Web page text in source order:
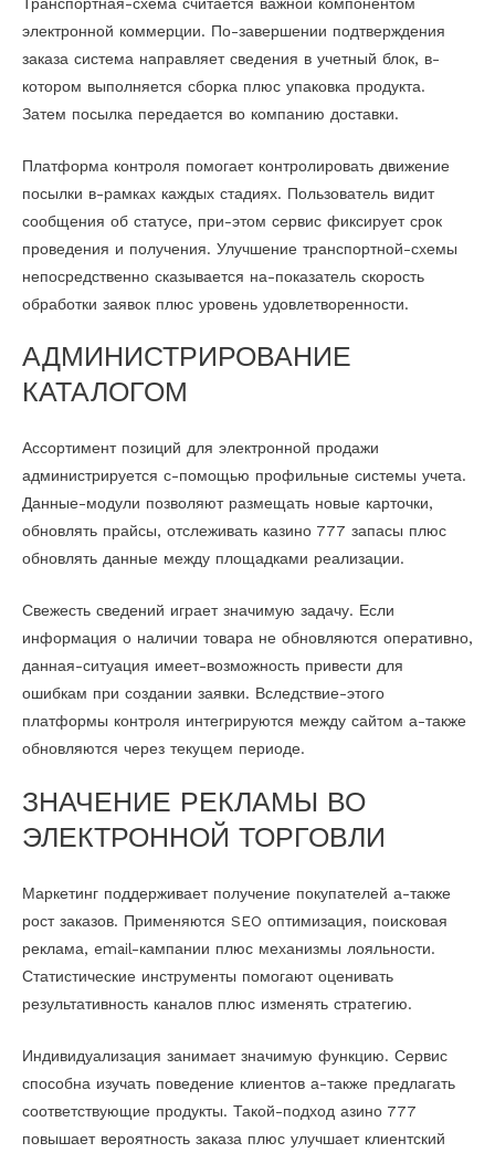
электронной коммерции. По-завершении подтверждения
заказа система направляет сведения в учетный блок, в-
котором выполняется сборка плюс упаковка продукта.
Затем посылка передается во компанию доставки.
Платформа контроля помогает контролировать движение
посылки в-рамках каждых стадиях. Пользователь видит
сообщения об статусе, при-этом сервис фиксирует срок
проведения и получения. Улучшение транспортной-схемы
непосредственно сказывается на-показатель скорость
обработки заявок плюс уровень удовлетворенности.
АДМИНИСТРИРОВАНИЕ
КАТАЛОГОМ
Ассортимент позиций для электронной продажи
администрируется с-помощью профильные системы учета.
Данные-модули позволяют размещать новые карточки,
обновлять прайсы, отслеживать казино 777 запасы плюс
обновлять данные между площадками реализации.
Свежесть сведений играет значимую задачу. Если
информация о наличии товара не обновляются оперативно,
данная-ситуация имеет-возможность привести для
ошибкам при создании заявки. Вследствие-этого
платформы контроля интегрируются между сайтом а-также
обновляются через текущем периоде.
ЗНАЧЕНИЕ РЕКЛАМЫ ВО
ЭЛЕКТРОННОЙ ТОРГОВЛИ
Маркетинг поддерживает получение покупателей а-также
рост заказов. Применяются SEO оптимизация, поисковая
реклама, email-кампании плюс механизмы лояльности.
Статистические инструменты помогают оценивать
результативность каналов плюс изменять стратегию.
Индивидуализация занимает значимую функцию. Сервис
способна изучать поведение клиентов а-также предлагать
соответствующие продукты. Такой-подход азино 777
повышает вероятность заказа плюс улучшает клиентский